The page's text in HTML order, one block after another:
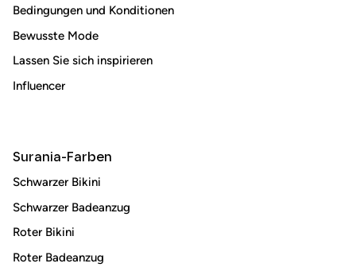
Bedingungen und Konditionen
Bewusste Mode
Lassen Sie sich inspirieren
Influencer
Surania-Farben
Schwarzer Bikini
Schwarzer Badeanzug
Roter Bikini
Roter Badeanzug
Abonnieren